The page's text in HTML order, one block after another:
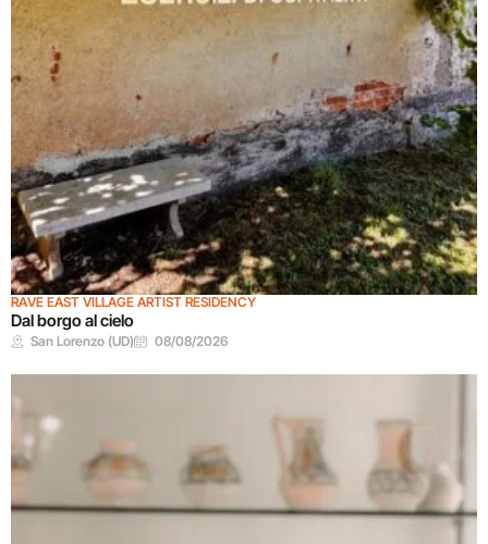
RAVE EAST VILLAGE ARTIST RESIDENCY
Dal borgo al cielo
San Lorenzo (UD) 08/08/2026